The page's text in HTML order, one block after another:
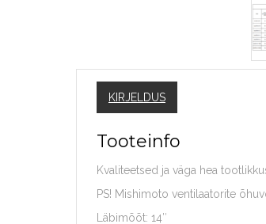
KIRJELDUS
Tooteinfo
Kvaliteetsed ja väga hea
PS! Mishimoto ventilaatorite
Läbimõõt: 14″